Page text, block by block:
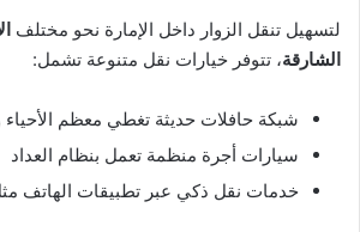
لتسهيل تنقل الزوار داخل الإمارة نحو مختلف
الشارقة، تتوفر خيارات نقل متنوعة تشمل:
شبكة حافلات حديثة تغطي معظم الأحياء
سيارات أجرة منظمة تعمل بنظام العداد
خدمات نقل ذكي عبر تطبيقات الهاتف